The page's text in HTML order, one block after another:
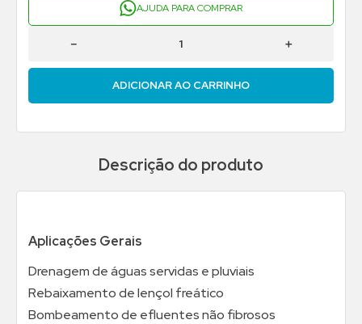
AJUDA PARA COMPRAR
＋
－
ADICIONAR AO CARRINHO
Descrição do produto
Aplicações Gerais
Drenagem de águas servidas e pluviais
Rebaixamento de lençol freático
Bombeamento de efluentes não fibrosos